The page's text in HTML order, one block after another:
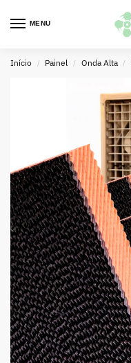
MENU
Início / Painel / Onda Alta /